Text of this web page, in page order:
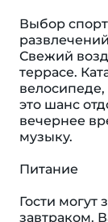
Выбор
Свежий
террасе.
это шанс
вечернее
музыку.
Питание
Гости могут
завтраком.